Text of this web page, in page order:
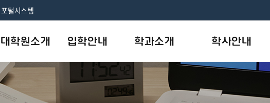
포털시스템
대학원소개
인사말
학교법인소개
입학안내 학과소개
사회복지학과
상담·임상심리학과
학사안내
학사일정
학사제도